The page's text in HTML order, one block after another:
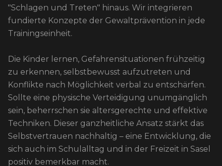
"Schlagen und Treten" hinaus. Wir integrieren
fundierte Konzepte der Gewaltprävention in jede
Trainingseinheit.
Die Kinder lernen, Gefahrensituationen frühzeitig
zu erkennen, selbstbewusst aufzutreten und
Konflikte nach Möglichkeit verbal zu entschärfen.
Sollte eine physische Verteidigung unumgänglich
sein, beherrschen sie altersgerechte und effektive
Techniken. Dieser ganzheitliche Ansatz stärkt das
Selbstvertrauen nachhaltig – eine Entwicklung, die
sich auch im Schulalltag und in der Freizeit in Sasel
positiv bemerkbar macht.